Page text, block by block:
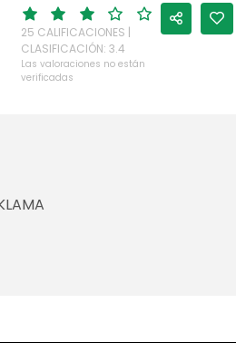
25 CALIFICACIONES |
CLASIFICACIÓN: 3.4
Las valoraciones no están
verificadas